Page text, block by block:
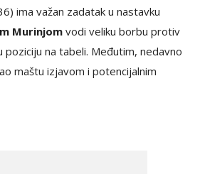
ima važan zadatak u nastavku
Murinjom vodi veliku borbu protiv
poziciju na tabeli. Međutim, nedavno
maštu izjavom i potencijalnim